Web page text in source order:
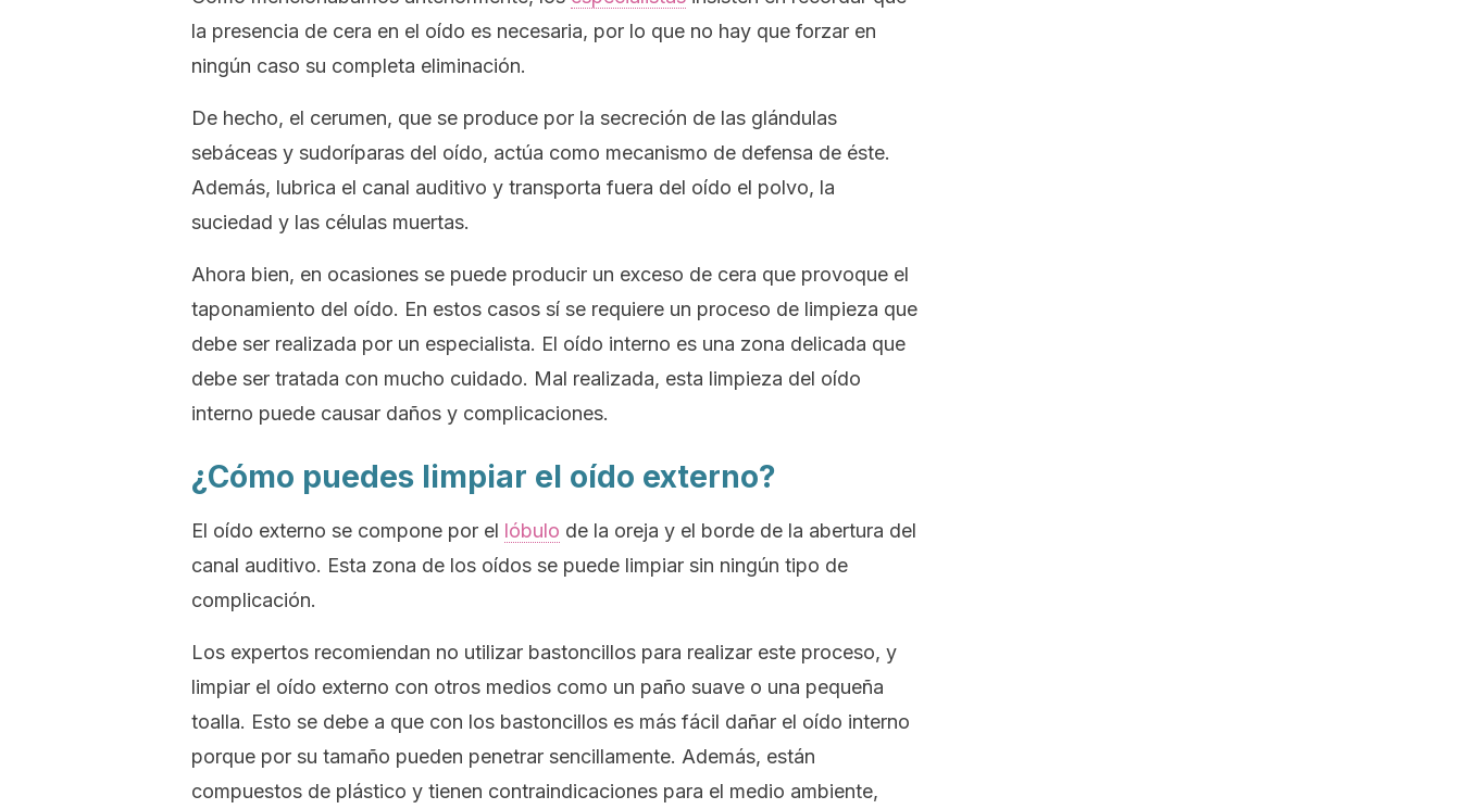
la presencia de cera en el oído es necesaria, por lo que no hay que forzar en
ningún caso su completa eliminación.
De hecho, el cerumen, que se produce por la secreción de las glándulas
sebáceas y sudoríparas del oído, actúa como mecanismo de defensa de éste.
Además, lubrica el canal auditivo y transporta fuera del oído el polvo, la
suciedad y las células muertas.
Ahora bien, en ocasiones se puede producir un exceso de cera que provoque el
taponamiento del oído. En estos casos sí se requiere un proceso de limpieza que
debe ser realizada por un especialista. El oído interno es una zona delicada que
debe ser tratada con mucho cuidado. Mal realizada, esta limpieza del oído
interno puede causar daños y complicaciones.
¿Cómo puedes limpiar el oído externo?
El oído externo se compone por el lóbulo de la oreja y el borde de la abertura del
canal auditivo. Esta zona de los oídos se puede limpiar sin ningún tipo de
complicación.
Los expertos recomiendan no utilizar bastoncillos para realizar este proceso, y
limpiar el oído externo con otros medios como un paño suave o una pequeña
toalla. Esto se debe a que con los bastoncillos es más fácil dañar el oído interno
porque por su tamaño pueden penetrar sencillamente. Además, están
compuestos de plástico y tienen contraindicaciones para el medio ambiente,